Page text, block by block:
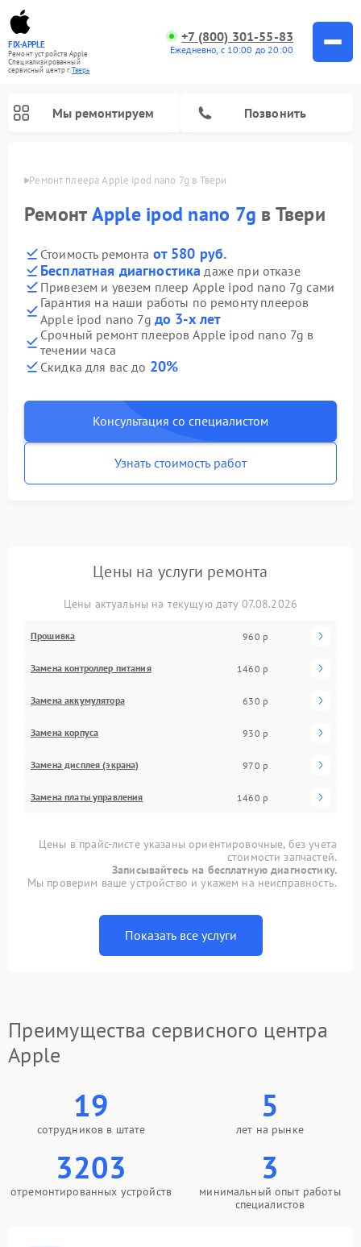
FIX-APPLE
Ремонт устройств Apple
Специализированный
cервисный центр г.Тверь
+7 (800) 301-55-83
Ежедневно, с 10:00 до 20:00
Мы ремонтируем Позвонить
Ремонт плеера Apple ipod nano 7g в Твери
РемонтApple ipod nano 7g в Твери
Стоимость ремонта от 580 руб.
Бесплатная диагностика даже при отказе
Привезем и увезем плеер Apple ipod nano 7g сами
Гарантия на наши работы по ремонту плееров
Apple ipod nano 7g до 3-х лет
Срочный ремонт плееров Apple ipod nano 7g в
течении часа
Скидка для вас до 20%
Консультация со специалистом
Узнать стоимость работ
Цены на услуги ремонта
Цены актуальны на текущую дату 07.08.2026
Прошивка 960 р
Замена контроллер питания 1460 р
Замена аккумулятора 630 р
Замена корпуса 930 р
Замена дисплея (экрана) 970 р
Замена платы управления 1460 р
Цены в прайс-листе указаны ориентировочные, без учета
стоимости запчастей.
Записывайтесь на бесплатную диагностику.
Мы проверим ваше устройство и укажем на неисправность.
Показать все услуги
Преимущества сервисного центра
Apple
19
сотрудников в штате
5
лет на рынке
3203
отремонтированных устройств
3
минимальный опыт работы
специалистов